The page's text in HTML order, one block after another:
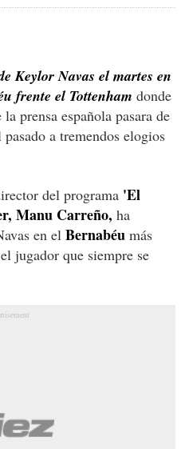
Keylor Navas el martes en
frente el Tottenham donde
prensa española pasara de
a tremendos elogios
del programa 'El
Manu Carreño, ha
en el Bernabéu más
el jugador que siempre se